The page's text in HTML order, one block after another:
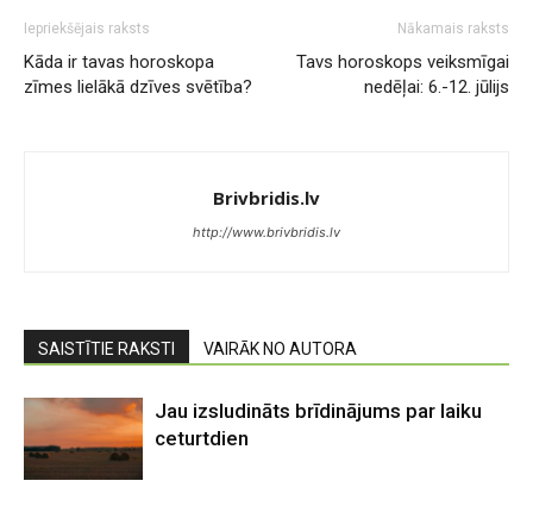
Iepriekšējais raksts
Kāda ir tavas horoskopa
zīmes lielākā dzīves svētība?
Nākamais raksts
Tavs horoskops veiksmīgai
nedēļai: 6.-12. jūlijs
Brivbridis.lv
http://www.brivbridis.lv
SAISTĪTIE RAKSTI VAIRĀK NO AUTORA
Jau izsludināts brīdinājums par laiku
ceturtdien